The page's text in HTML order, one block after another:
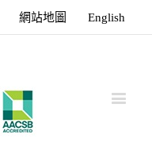
網站地圖 English